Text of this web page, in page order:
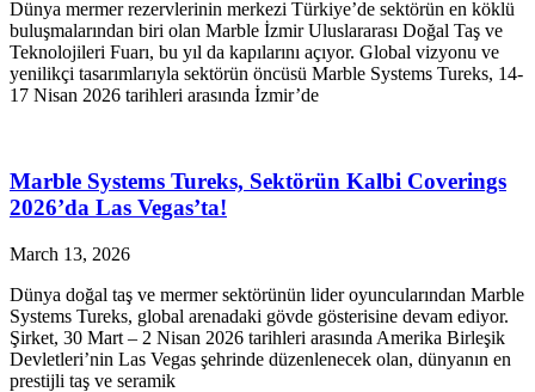
Dünya mermer rezervlerinin merkezi Türkiye’de sektörün en köklü
buluşmalarından biri olan Marble İzmir Uluslararası Doğal Taş ve
Teknolojileri Fuarı, bu yıl da kapılarını açıyor. Global vizyonu ve
yenilikçi tasarımlarıyla sektörün öncüsü Marble Systems Tureks, 14-
17 Nisan 2026 tarihleri arasında İzmir’de
Marble Systems Tureks, Sektörün Kalbi Coverings
2026’da Las Vegas’ta!
March 13, 2026
Dünya doğal taş ve mermer sektörünün lider oyuncularından Marble
Systems Tureks, global arenadaki gövde gösterisine devam ediyor.
Şirket, 30 Mart – 2 Nisan 2026 tarihleri arasında Amerika Birleşik
Devletleri’nin Las Vegas şehrinde düzenlenecek olan, dünyanın en
prestijli taş ve seramik